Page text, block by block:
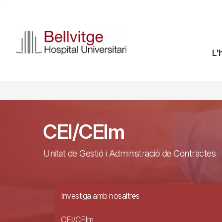
contingut
CEI/CEIm
Unitat de Gestió i Administració de Contractes
Investiga amb nosaltres
CEI/CEIm